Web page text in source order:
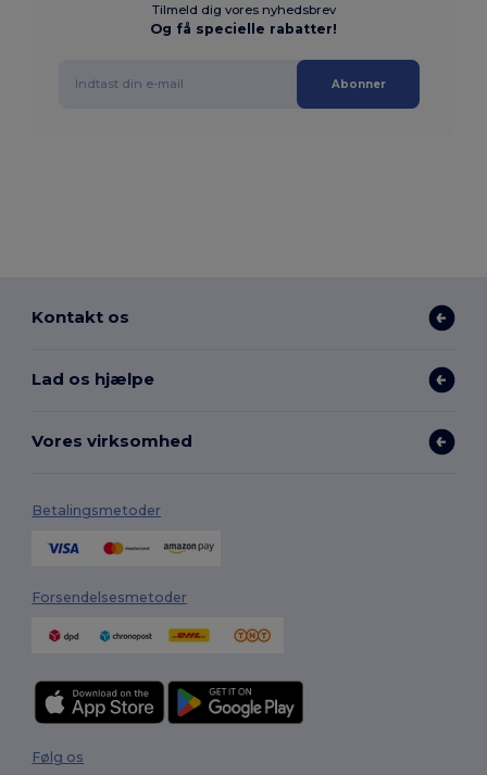
Tilmeld dig vores nyhedsbrev
Og få specielle rabatter!
Abonner
Kontakt os
Lad os hjælpe
Vores virksomhed
Betalingsmetoder
Forsendelsesmetoder
Følg os